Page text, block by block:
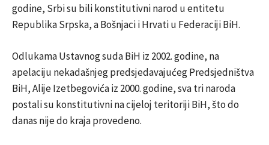
godine, Srbi su bili konstitutivni narod u entitetu
Republika Srpska, a Bošnjaci i Hrvati u Federaciji BiH.
Odlukama Ustavnog suda BiH iz 2002. godine, na
apelaciju nekadašnjeg predsjedavajućeg Predsjedništva
BiH, Alije Izetbegovića iz 2000. godine, sva tri naroda
postali su konstitutivni na cijeloj teritoriji BiH, što do
danas nije do kraja provedeno.